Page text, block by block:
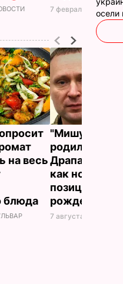
7 февраля, 12.41
на весь
блюда
"Мишуня,
родилась!"
Драпатый
как ночью на
позициях
рождении
7 августа, 08.33
осели